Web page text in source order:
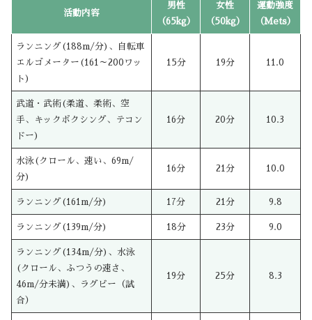
活動内容
男性
（65kg）
女性
（50kg）
運動強度
（Mets）
ランニング(188m/分)、自転車
エルゴメーター(161～200ワッ
ト)
15分 19分 11.0
武道・武術(柔道、柔術、空
手、キックボクシング、テコン
ドー)
16分 20分 10.3
水泳(クロール、速い、69m/
分)
16分 21分 10.0
ランニング(161m/分) 17分 21分 9.8
ランニング(139m/分) 18分 23分 9.0
ランニング(134m/分)、水泳
(クロール、ふつうの速さ、
46m/分未満)、ラグビー（試
合）
19分 25分 8.3